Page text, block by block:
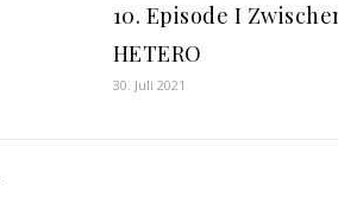
10. Episode I
HETERO
30. Juli 2021